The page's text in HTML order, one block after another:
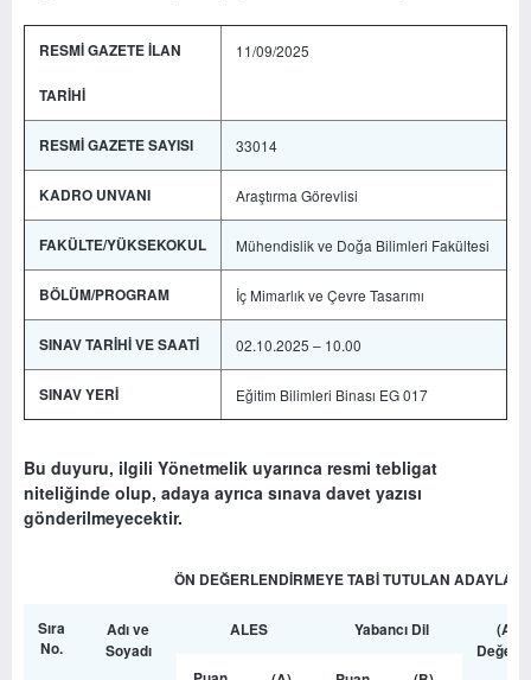
RESMİ GAZETE İLAN
TARİHİ
11/09/2025
RESMİ GAZETE SAYISI 33014
KADRO UNVANI Araştırma Görevlisi
FAKÜLTE/YÜKSEKOKUL Mühendislik ve Doğa Bilimleri Fakültesi
BÖLÜM/PROGRAM İç Mimarlık ve Çevre Tasarımı
SINAV TARİHİ VE SAATİ 02.10.2025 – 10.00
SINAV YERİ Eğitim Bilimleri Binası EG 017
Bu duyuru, ilgili Yönetmelik uyarınca resmi tebligat
niteliğinde olup, adaya ayrıca sınava davet yazısı
gönderilmeyecektir.
ÖN DEĞERLENDİRMEYE TABİ TUTULAN ADAYLAR
Sıra
No.
Adı ve
Soyadı
ALES Yabancı Dil